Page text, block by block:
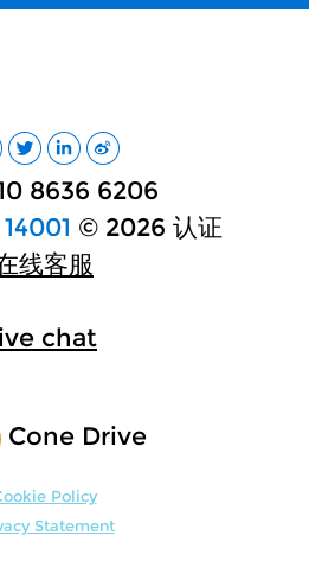
8636 6206
© 2026 认证
线客服
chat
Cone Drive
Policy
Statement